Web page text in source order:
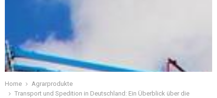
Home
Agrarprodukte
Transport und Spedition in Deutschland: Ein Überblick über die